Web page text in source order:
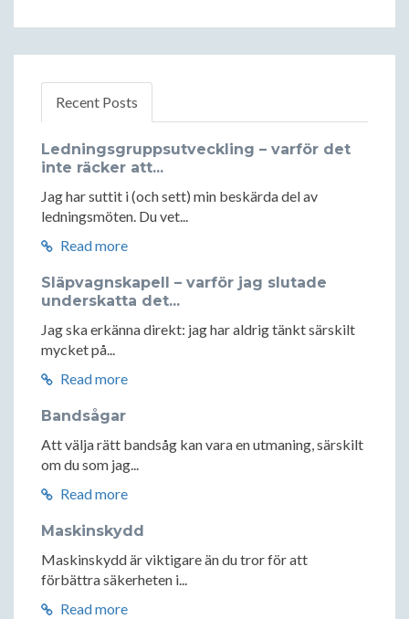
Recent Posts
Ledningsgruppsutveckling – varför det
inte räcker att...
Jag har suttit i (och sett) min beskärda del av
ledningsmöten. Du vet...
Read more
Släpvagnskapell – varför jag slutade
underskatta det...
Jag ska erkänna direkt: jag har aldrig tänkt särskilt
mycket på...
Read more
Bandsågar
Att välja rätt bandsåg kan vara en utmaning, särskilt
om du som jag...
Read more
Maskinskydd
Maskinskydd är viktigare än du tror för att
förbättra säkerheten i...
Read more